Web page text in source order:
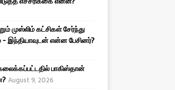
முஸ்லிம் கட்சிகள் சேர்ந்து
- இந்தியாவுடன் என்ன பேசினர்?
பாகிஸ்தான்
August 9, 2026